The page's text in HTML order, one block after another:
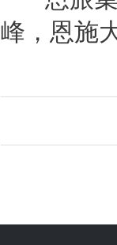
峰，恩施